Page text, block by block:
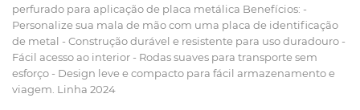
perfurado para aplicação de placa metálica Benefícios: -
Personalize sua mala de mão com uma placa de identificação
de metal - Construção durável e resistente para uso duradouro -
Fácil acesso ao interior - Rodas suaves para transporte sem
esforço - Design leve e compacto para fácil armazenamento e
viagem. Linha 2024